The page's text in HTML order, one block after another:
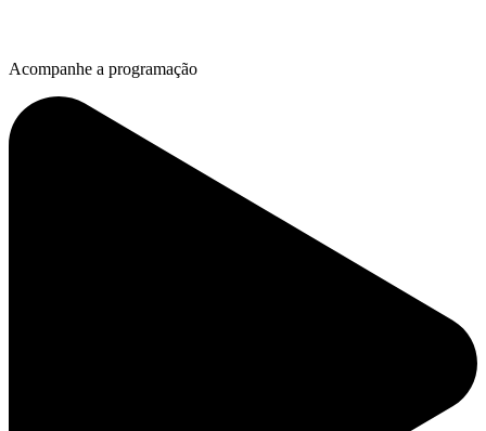
Acompanhe a programação